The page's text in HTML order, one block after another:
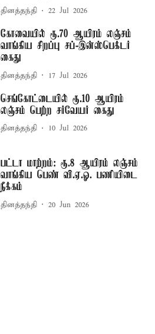
தினத்தந்தி 22 Jul 2026
கோவையில் ரூ.70 ஆயிரம் லஞ்சம்
வாங்கிய சிறப்பு சப்-இன்ஸ்பெக்டர்
கைது
தினத்தந்தி 17 Jul 2026
செங்கோட்டையில் ரூ.10 ஆயிரம்
லஞ்சம் பெற்ற சர்வேயர் கைது
தினத்தந்தி 10 Jul 2026
பட்டா மாற்றம்: ரூ.8 ஆயிரம் லஞ்சம்
வாங்கிய பெண் வி.ஏ.ஓ. பணியிடை
நீக்கம்
தினத்தந்தி 20 Jun 2026